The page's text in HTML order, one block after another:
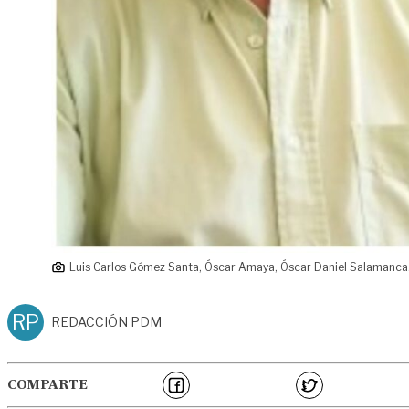
Luis Carlos Gómez Santa, Óscar Amaya, Óscar Daniel
RP REDACCIÓN PDM
COMPARTE